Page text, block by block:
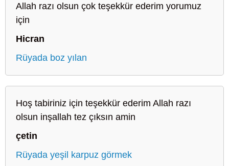
Allah razı olsun çok teşekkür ederim yorumuz
için
Hicran
Rüyada boz yılan
Hoş tabiriniz için teşekkür ederim Allah razı
olsun inşallah tez çıksın amin
çetin
Rüyada yeşil karpuz görmek